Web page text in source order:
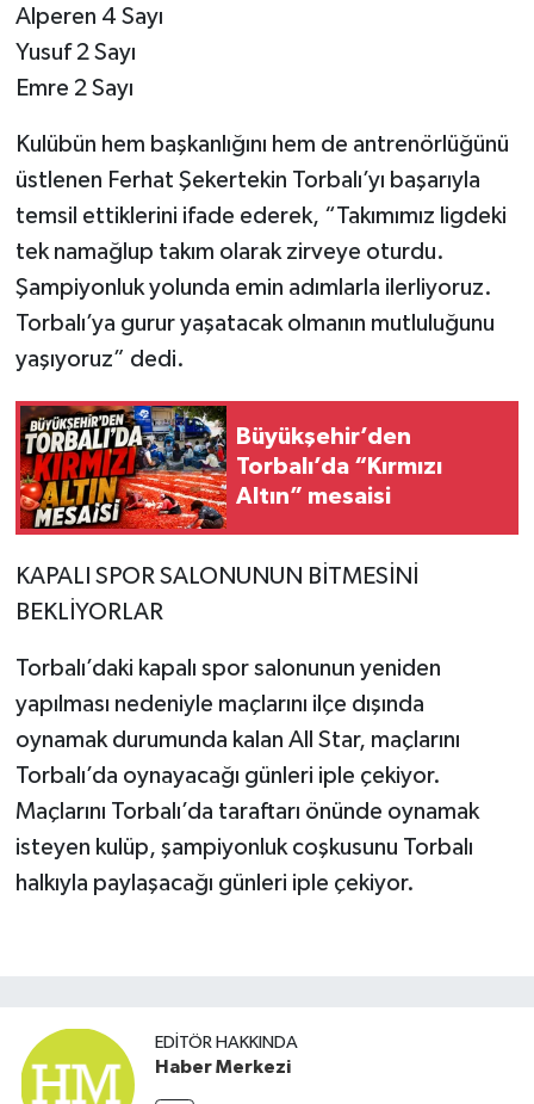
Alperen 4 Sayı
Yusuf 2 Sayı
Emre 2 Sayı
Kulübün hem başkanlığını hem de antrenörlüğünü
üstlenen Ferhat Şekertekin Torbalı’yı başarıyla
temsil ettiklerini ifade ederek, “Takımımız ligdeki
tek namağlup takım olarak zirveye oturdu.
Şampiyonluk yolunda emin adımlarla ilerliyoruz.
Torbalı’ya gurur yaşatacak olmanın mutluluğunu
yaşıyoruz” dedi.
Büyükşehir’den
Torbalı’da “Kırmızı
Altın” mesaisi
KAPALI SPOR SALONUNUN BİTMESİNİ
BEKLİYORLAR
Torbalı’daki kapalı spor salonunun yeniden
yapılması nedeniyle maçlarını ilçe dışında
oynamak durumunda kalan All Star, maçlarını
Torbalı’da oynayacağı günleri iple çekiyor.
Maçlarını Torbalı’da taraftarı önünde oynamak
isteyen kulüp, şampiyonluk coşkusunu Torbalı
halkıyla paylaşacağı günleri iple çekiyor.
EDITÖR HAKKINDA
Haber Merkezi